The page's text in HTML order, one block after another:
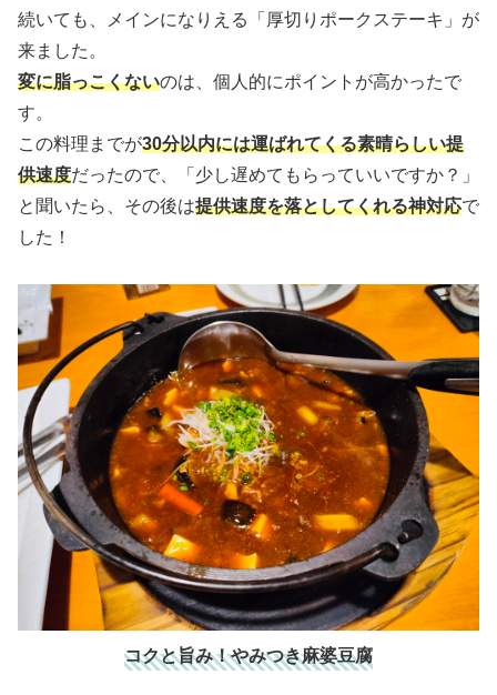
続いても、メインになりえる「厚切りポークステーキ」が
来ました。
変に脂っこくないのは、個人的にポイントが高かったで
す。
この料理までが30分以内には運ばれてくる素晴らしい提
供速度だったので、「少し遅めてもらっていいですか？」
と聞いたら、その後は提供速度を落としてくれる神対応で
した！
コクと旨み！やみつき麻婆豆腐